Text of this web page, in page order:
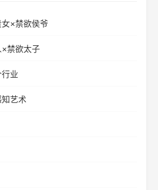
×禁欲侯爷
×禁欲太子
业
艺术